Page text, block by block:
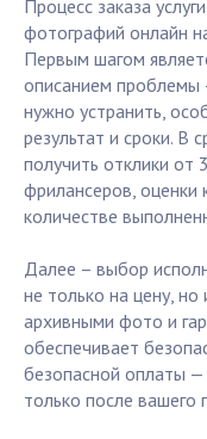
Процесс заказа
фотографий онлайн
Первым шагом
описанием
нужно устранить,
результат и сроки. В
получить отклики
фрилансеров, оценки
количестве
Далее – выбор
не только на цену,
архивными фото и
обеспечивает
безопасной оплаты —
только после вашего